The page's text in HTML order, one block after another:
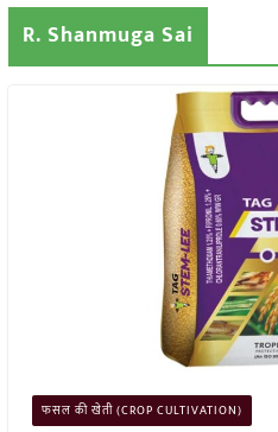
R. Shanmuga Sai
फसल की खेती (CROP CULTIVATION)